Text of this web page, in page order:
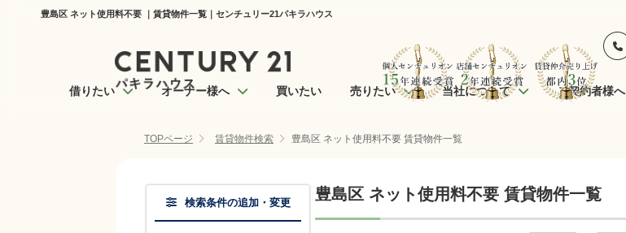
豊島区 ネット使用料不要 ｜賃貸物件一覧｜センチュリー21パキラハウス
借りたい オーナー様へ 買いたい 売りたい 当社について ご契約者様へ
TOPページ 賃貸物件検索 豊島区 ネット使用料不要 賃貸物件一覧
豊島区 ネット使用料不要 賃貸物件一覧
検索条件の追加・変更